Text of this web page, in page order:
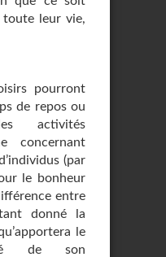
toute leur vie,
pourront
de repos ou
activités
concernant
(par
le bonheur
entre
donné la
le
de son